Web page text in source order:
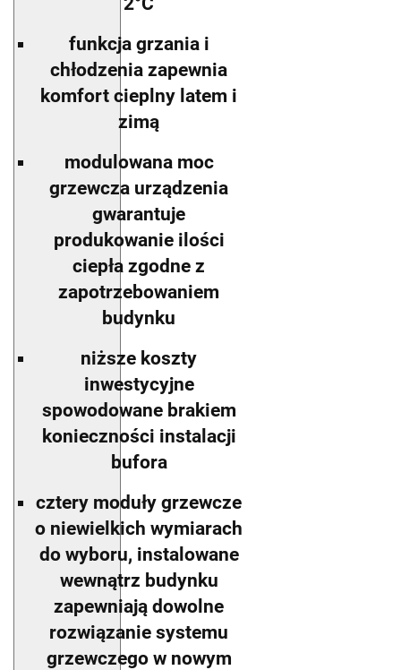
funkcja grzania i
chłodzenia zapewnia
komfort cieplny latem i
zimą
modulowana moc
grzewcza urządzenia
gwarantuje
produkowanie ilości
ciepła zgodne z
zapotrzebowaniem
budynku
niższe koszty
inwestycyjne
spowodowane brakiem
konieczności instalacji
bufora
cztery moduły grzewcze
o niewielkich wymiarach
do wyboru, instalowane
wewnątrz budynku
zapewniają dowolne
rozwiązanie systemu
grzewczego w nowym